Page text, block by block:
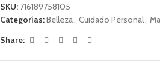
SKU: 716189758105
Categorías:Belleza Cuidado Personal
Share: